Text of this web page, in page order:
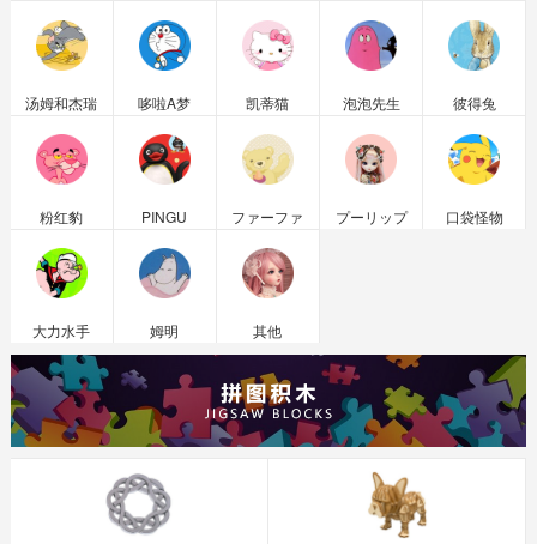
汤姆和杰瑞 哆啦A梦 凯蒂猫 泡泡先生 彼得兔
粉红豹 PINGU ファーファ プーリップ 口袋怪物
大力水手 姆明 其他